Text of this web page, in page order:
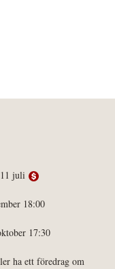
juli
18:00
17:30
ha ett föredrag om